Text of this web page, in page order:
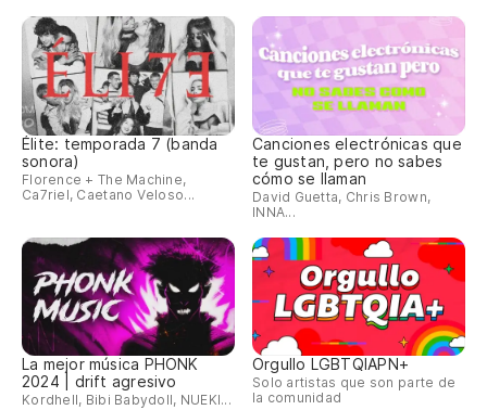
Élite: temporada 7 (banda
sonora)
Florence + The Machine,
Ca7riel, Caetano Veloso...
Canciones electrónicas que
te gustan, pero no sabes
cómo se llaman
David Guetta, Chris Brown,
INNA...
La mejor música PHONK
2024 | drift agresivo
Kordhell, Bibi Babydoll, NUEKI...
Orgullo LGBTQIAPN+
Solo artistas que son parte de
la comunidad